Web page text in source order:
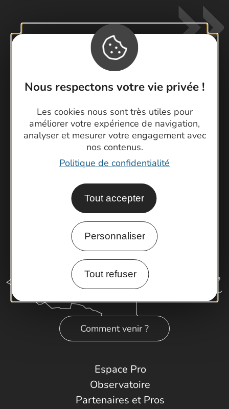
Nous respectons votre vie privée !
Les cookies nous sont très utiles pour
améliorer votre expérience de navigation,
analyser et mesurer votre engagement avec
nos contenus.
Politique de confidentialité
Tout accepter
Personnaliser
Tout refuser
Foire aux questions
Brochures
Cartoguides et Topoguides
Latitude Gard
Comment venir ?
Espace Pro
Observatoire
Partenaires et Pros